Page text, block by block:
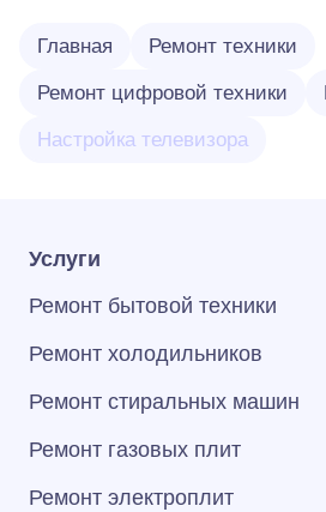
Главная Ремонт техники
Ремонт цифровой техники
Настройка телевизора
Услуги
Ремонт бытовой техники
Ремонт холодильников
Ремонт стиральных машин
Ремонт газовых плит
Ремонт электроплит